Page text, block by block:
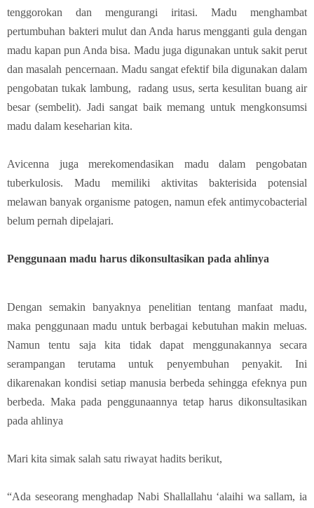
tenggorokan dan mengurangi iritasi. Madu menghambat
pertumbuhan bakteri mulut dan Anda harus mengganti gula dengan
madu kapan pun Anda bisa. Madu juga digunakan untuk sakit perut
dan masalah pencernaan. Madu sangat efektif bila digunakan dalam
pengobatan tukak lambung,
radang usus, serta kesulitan buang air
besar (sembelit). Jadi sangat baik memang untuk mengkonsumsi
madu dalam keseharian kita.
Avicenna juga merekomendasikan madu dalam pengobatan
tuberkulosis. Madu memiliki aktivitas bakterisida potensial
melawan banyak organisme patogen, namun efek antimycobacterial
belum pernah dipelajari.
Penggunaan madu harus dikonsultasikan pada ahlinya
Dengan semakin banyaknya penelitian tentang manfaat madu,
maka penggunaan madu untuk berbagai kebutuhan makin meluas.
Namun tentu saja kita tidak dapat menggunakannya secara
serampangan terutama untuk penyembuhan penyakit. Ini
dikarenakan kondisi setiap manusia berbeda sehingga efeknya pun
berbeda. Maka pada penggunaannya tetap harus dikonsultasikan
pada ahlinya
Mari kita simak salah satu riwayat hadits berikut,
“Ada seseorang menghadap Nabi Shallallahu ‘alaihi wa sallam, ia